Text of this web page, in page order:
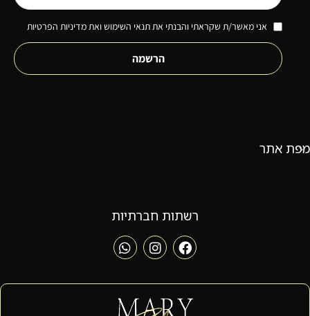
אני מאשר/ת שקראתי והבנתי את תנאי השימוש ואת מדיניות הפרטיות
הרשמה
מפת אתר
רשתות חברתיות